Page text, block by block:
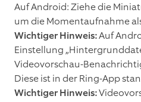
Auf Android: Ziehe die
um die Momentaufnahme
Wichtiger Hinweis:Auf
Einstellung
Videovorschau-
Diese ist in der Ring-App
Wichtiger Hinweis: